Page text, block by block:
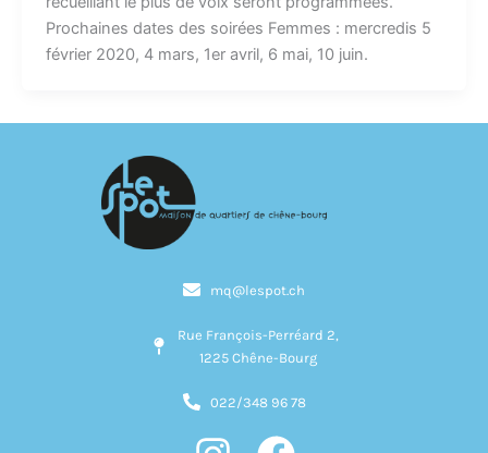
Prochaines dates des soirées Femmes : mercredis 5
février 2020, 4 mars, 1er avril, 6 mai, 10 juin.
mq@lespot.ch
Rue François-Perréard 2,
1225 Chêne-Bourg
022/348 96 78